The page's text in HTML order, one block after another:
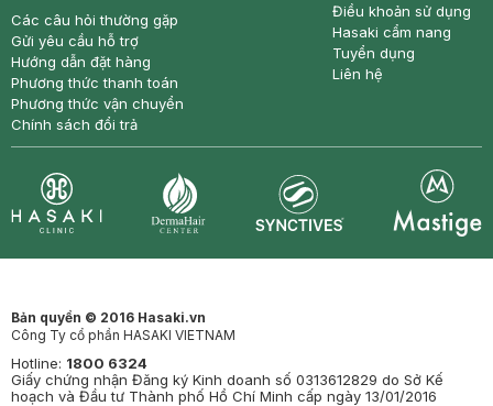
Các câu hỏi thường gặp
Gửi yêu cầu hỗ trợ
Hướng dẫn đặt hàng
Phương thức thanh toán
Phương thức vận chuyển
Chính sách đổi trả
Điều khoản sử dụng
Hasaki cẩm nang
Tuyển dụng
Liên hệ
Bản quyền © 2016 Hasaki.vn
Công Ty cổ phần HASAKI VIETNAM
Hotline: 1800 6324
Giấy chứng nhận Đăng ký Kinh doanh số 0313612829 do Sở Kế
hoạch và Đầu tư Thành phố Hồ Chí Minh cấp ngày 13/01/2016